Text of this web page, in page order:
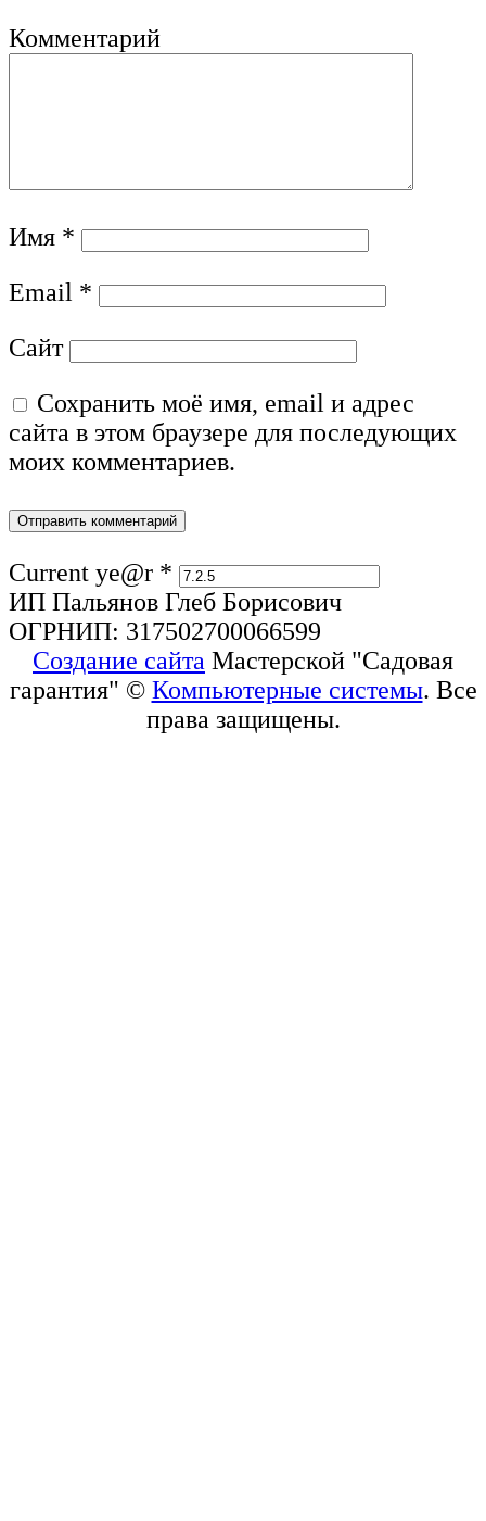
Комментарий
Имя *
Email *
Сайт
Сохранить моё имя, email и адрес
сайта в этом браузере для последующих
моих комментариев.
Current ye@r *
ИП Пальянов Глеб Борисович
ОГРНИП: 317502700066599
Создание сайта Мастерской "Садовая
гарантия" © Компьютерные системы. Все
права защищены.